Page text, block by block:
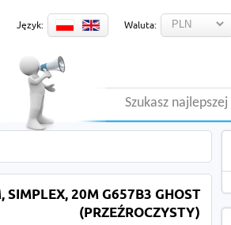
Język: Waluta:
Szukasz
SIMPLEX, 20M G657B3 GHOST
(PRZEŹROCZYSTY)